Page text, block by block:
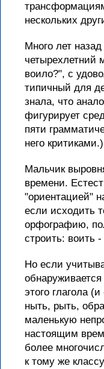
нескольких
Много лет
четырехлетний
воило?", с
типичный для
знала, что
фигурирует
пяти
него критиками.)
Мальчик
времени.
"ориентацией"
если исходить
орфографию,
строить: воить
Но если
этого глагола
ныть, рыть,
маленькую
настоящим
более
к тому же